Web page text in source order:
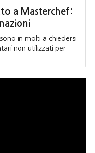
a Masterchef:
in molti a chiedersi
non utilizzati per